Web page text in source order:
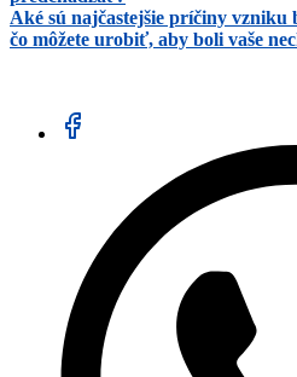
Aké sú najčastejšie príčiny vzniku
čo môžete urobiť, aby boli vaše